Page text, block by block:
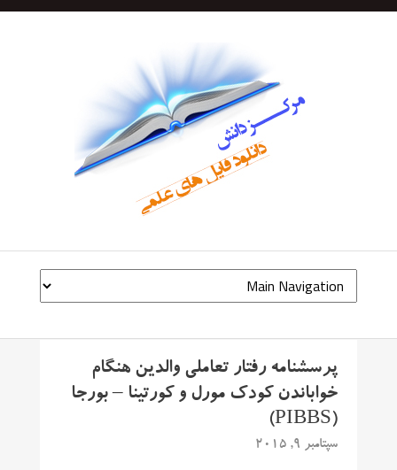
پرسشنامه رفتار تعاملی والدین هنگام
خواباندن کودک مورل و کورتینا – بورجا
(PIBBS)
سپتامبر 9, 2015